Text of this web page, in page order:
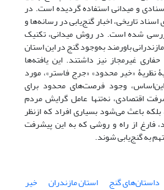
و میدانی استفاده گردیده است. در
تاریخی، اخبار گنج‌یابی در رسانه‌ها و
شده است. در روش میدانی، تکنیک
اصلی، مصاحبۀ عمیق با ۲۵مازندرانی باورمند به‌وجود گنج در این استان
غیرمجاز نیز داشتند. این یافته‌ها
«خیر محدود» «جرج فاستر»، مورد
این‌اساس، وجود فرصت‌های محدود برای
اقتصادی، نه‌تنها عامل گرایش مردم
باعث می‌شود بسیاری افراد که ازنظر
فارغ از راه و روشی که به این پیشرفت
به گنج‌یابی شوند.
داستان‌های گنج استان مازندران خیر